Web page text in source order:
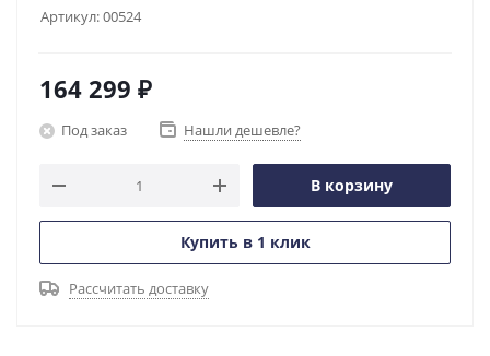
Артикул:00524
164 299 ₽
Под заказ Нашли дешевле?
В корзину
Купить в 1 клик
Рассчитать доставку